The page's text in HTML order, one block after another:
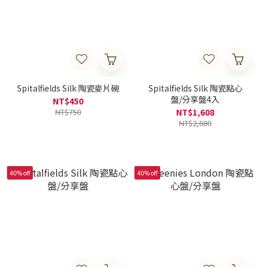
Spitalfields Silk 陶瓷麥片碗
NT$450
NT$750
Spitalfields Silk 陶瓷點心
盤/分享盤4入
NT$1,608
NT$2,680
40% off 40% off